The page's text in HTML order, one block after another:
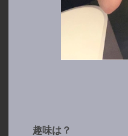
趣味は？